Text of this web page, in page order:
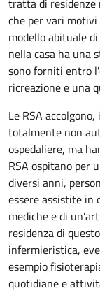
tratta di residenze
che per vari motivi
modello abituale
nella casa ha una
sono forniti entro
ricreazione e una
Le RSA
totalmente non
ospedaliere, ma
RSA ospitano per
diversi anni,
essere assistite in
mediche e di
residenza di
infermieristica,
esempio
quotidiane e